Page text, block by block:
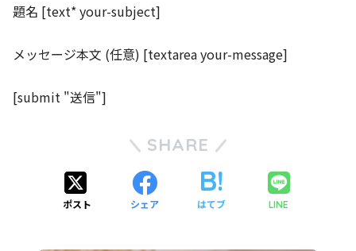
題名 [text* your-subject]
メッセージ本文 (任意) [textarea your-message]
[submit "送信"]
SHARE
ポスト シェア はてブ LINE